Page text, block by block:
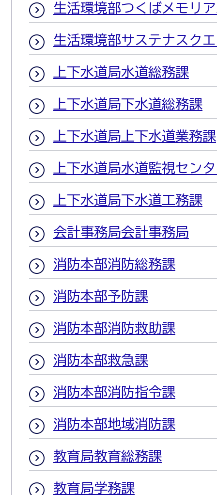
生活環境部つくばメモリ
生活環境部サステナスク
上下水道局水道総務課
上下水道局下水道総務課
上下水道局上下水道業務課
上下水道局水道監視セン
上下水道局下水道工務課
会計事務局会計事務局
消防本部消防総務課
消防本部予防課
消防本部消防救助課
消防本部救急課
消防本部消防指令課
消防本部地域消防課
教育局教育総務課
教育局学務課